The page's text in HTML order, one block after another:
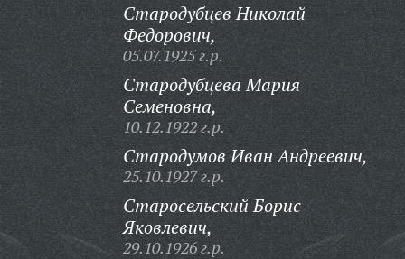
Стародубцев Николай
Федорович,
05.07.1925 г.р.
Стародубцева Мария
Семеновна,
10.12.1922 г.р.
Стародумов Иван Андреевич,
25.10.1927 г.р.
Старосельский Борис
Яковлевич,
29.10.1926 г.р.